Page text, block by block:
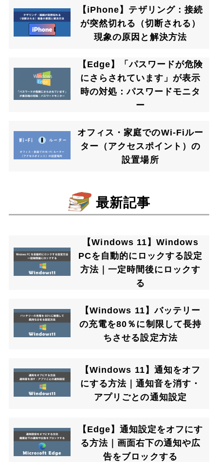
【iPhone】テザリング：接続
が突然切れる（切断される）
現象の原因と解決方法
【Edge】「パスワードが危険
にさらされています」が表示
時の対処：パスワードモニタ
ー
オフィス・家庭でのWi-Fiルー
ター（アクセスポイント）の
設置場所
最新記事
【Windows 11】Windows
PCを自動的にロックする設定
方法｜一定時間後にロックす
る
【Windows 11】バッテリー
の充電を80％に制限して長持
ちさせる設定方法
【Windows 11】通知をオフ
にする方法｜通知音を消す・
アプリごとの通知設定
【Edge】通知設定をオフにす
る方法｜画面右下の通知や広
告をブロックする